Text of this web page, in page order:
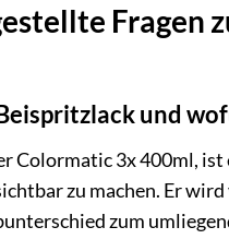
und
Colormatic 3x 400ml,
zu machen. Er
zum